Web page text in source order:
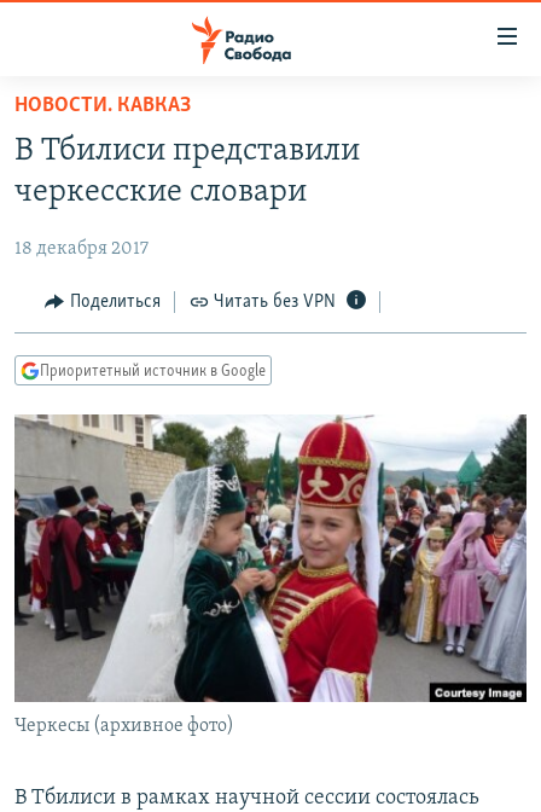
упрощенного
доступа
основному
Вернутся
главной
навигации
Вернутся
поиску
ПРОГРАММЫ
АВТОРСКИЕ ПРОЕКТЫ
ЦИТАТЫ СВОБОДЫ
МНЕНИЯ
IDEL.РЕАЛИИ
КАВКАЗ.РЕАЛИИ
СЕВЕР.РЕАЛИИ
СИБИРЬ.РЕАЛИИ
РАСПИСАНИЕ ВЕЩАНИЯ
ПОДПИШИТЕСЬ НА РАССЫЛКУ
СОЦИАЛЬНЫЕ СЕТИ
НОВОСТИ. КАВКАЗ
В Тбилиси представили
черкесские словари
18 декабря 2017
Поделиться Читать без VPN
Приоритетный источник в Google
Черкесы (архивное фото)
В Тбилиси в рамках научной сессии состоялась